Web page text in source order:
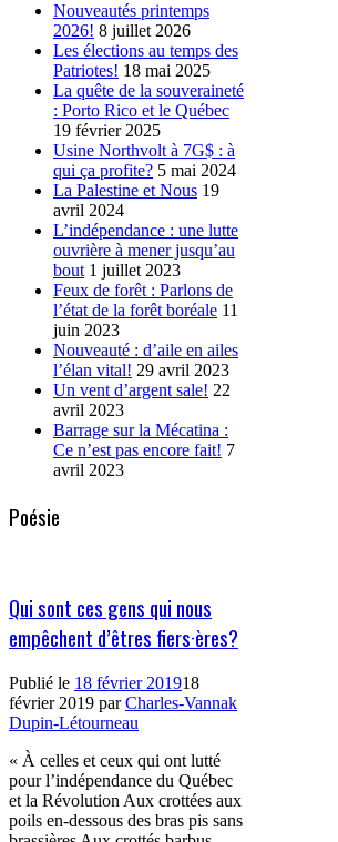
Nouveautés printemps
2026! 8 juillet 2026
Les élections au temps des
Patriotes! 18 mai 2025
La quête de la souveraineté
: Porto Rico et le Québec
19 février 2025
Usine Northvolt à 7G$ : à
qui ça profite? 5 mai 2024
La Palestine et Nous 19
avril 2024
L’indépendance : une lutte
ouvrière à mener jusqu’au
bout 1 juillet 2023
Feux de forêt : Parlons de
l’état de la forêt boréale 11
juin 2023
Nouveauté : d’aile en ailes
l’élan vital! 29 avril 2023
Un vent d’argent sale! 22
avril 2023
Barrage sur la Mécatina :
Ce n’est pas encore fait! 7
avril 2023
Poésie
Qui sont ces gens qui nous
empêchent d’êtres fiers·ères?
Publié le 18 février 201918
février 2019 parCharles-Vannak
Dupin-Létourneau
« À celles et ceux qui ont lutté
pour l’indépendance du Québec
et la Révolution Aux crottées aux
poils en-dessous des bras pis sans